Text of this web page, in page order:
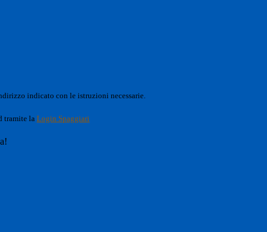
indicato con le istruzioni necessarie.
tramite la Login Spaggiari